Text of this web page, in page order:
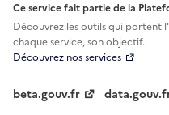
Ce service fait partie de la
Découvrez les outils qui portent
chaque service, son objectif.
Découvrez nos services
beta.gouv.fr